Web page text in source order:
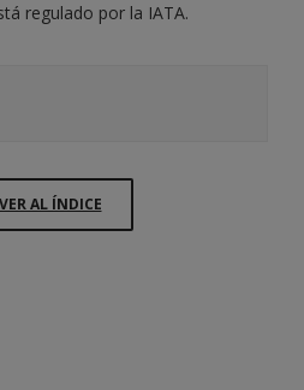
regulado por la IATA.
AL ÍNDICE